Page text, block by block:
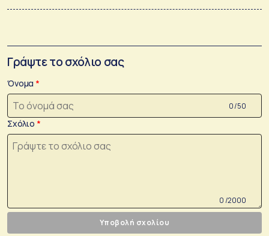
Γράψτε το σχόλιο σας
Όνομα
0 /50
Σχόλιο
0 /2000
Υποβολή σχολίου